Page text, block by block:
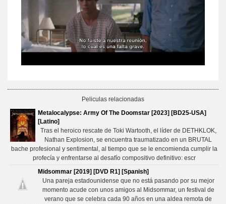
Peliculas relacionadas
Metalocalypse: Army Of The Doomstar [2023] [BD25-USA]
[Latino]
Tras el heroico rescate de Toki Wartooth, el líder de DETHKLOK,
Nathan Explosion, se encuentra traumatizado en un BRUTAL
bache profesional y sentimental, al tiempo que se le encomienda cumplir la
profecía y enfrentarse al desafío compositivo definitivo: escr
Midsommar [2019] [DVD R1] [Spanish]
Una pareja estadounidense que no está pasando por su mejor
momento acude con unos amigos al Midsommar, un festival de
verano que se celebra cada 90 años en una aldea remota de